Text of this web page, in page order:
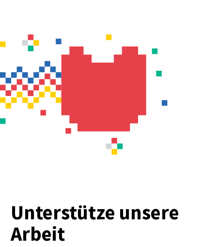
Unterstütze unsere
Arbeit